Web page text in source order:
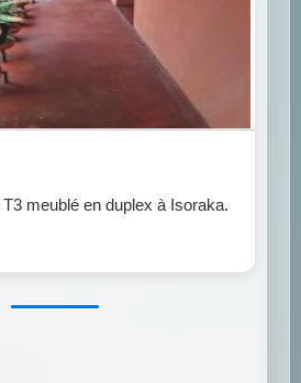
meublé en duplex à Isoraka.